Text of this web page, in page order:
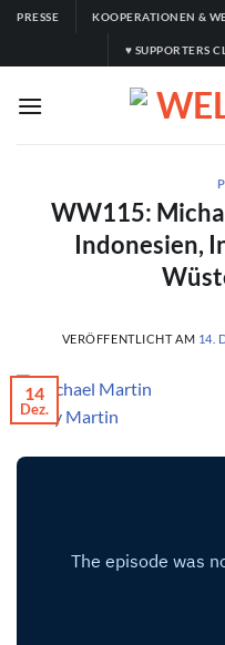
Zum
springen
PRESSE KOOPERATIONEN &
♥ SUPPORTERS
WW115:
Indonesien,
VERÖFFENTLICHT AM 14.
© Elly Martin
14
Dez.